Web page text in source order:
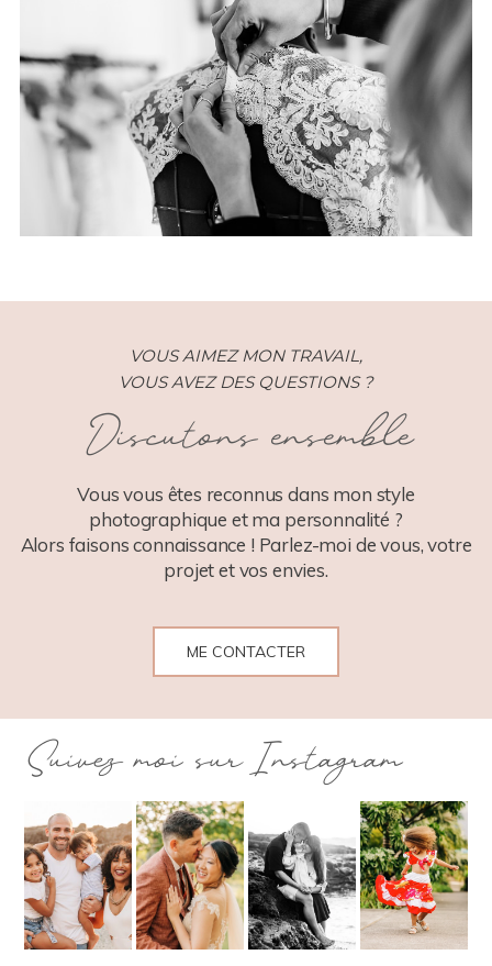
Image de Marque – Camille
Recolin – Nimes (30)
VOUS AIMEZ MON TRAVAIL,
VOUS AVEZ DES QUESTIONS ?
Discutons ensemble
Vous vous êtes reconnus dans mon style
photographique et ma personnalité ?
Alors faisons connaissance ! Parlez-moi de vous, votre
projet et vos envies.
ME CONTACTER
Suivez moi sur Instagram